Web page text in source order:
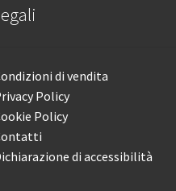
di vendita
Policy
Policy
di accessibilità